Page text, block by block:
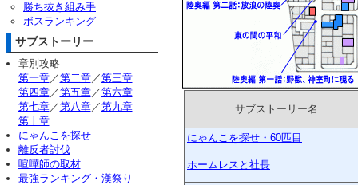
サブストーリー名
にゃんこを探せ・60匹目
ホームレスと社長
勝ち抜き組み手
ボスランキング
サブストーリー
章別攻略
第一章／第二章／第三章
第四章／第五章／第六章
第七章／第八章／第九章
第十章
にゃんこを探せ
離反者討伐
喧嘩師の取材
最強ランキング・漢祭り